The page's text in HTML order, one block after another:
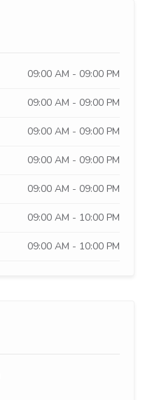
09:00 AM - 09:00 PM
09:00 AM - 09:00 PM
09:00 AM - 09:00 PM
09:00 AM - 09:00 PM
09:00 AM - 09:00 PM
09:00 AM - 10:00 PM
09:00 AM - 10:00 PM